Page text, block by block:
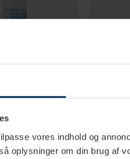
vores indhold og
oplysninger om din brug af
2-4 hverdage
Vandfilter L BWT